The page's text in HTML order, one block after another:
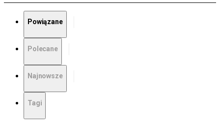
Powiązane
Polecane
Najnowsze
Tagi